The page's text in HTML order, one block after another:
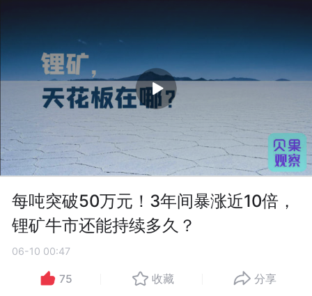
每吨突破50万元！3年间暴涨近10倍，
锂矿牛市还能持续多久？
06-10 00:47
75 收藏 分享